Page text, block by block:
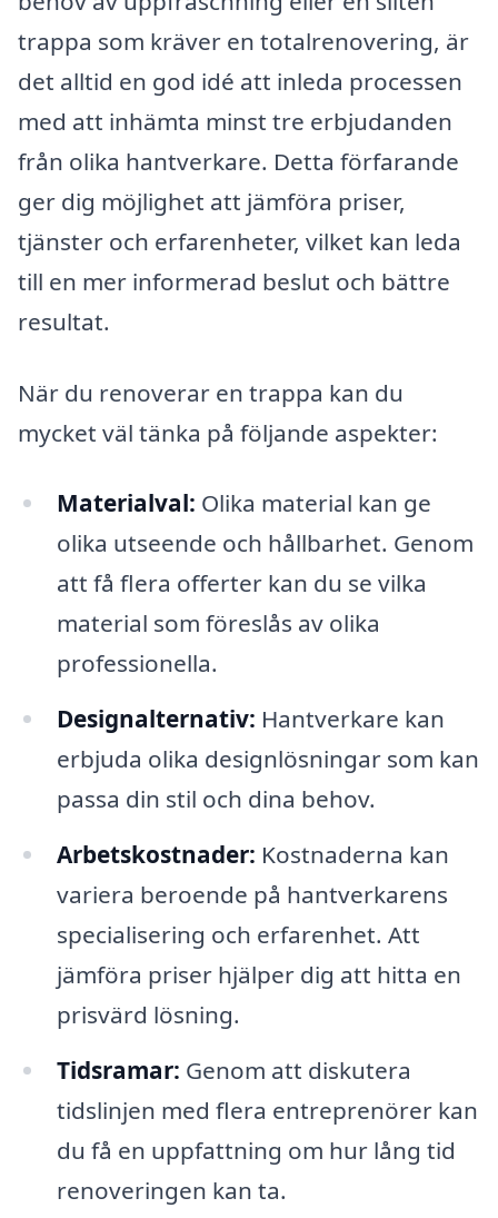
trappa som kräver en totalrenovering, är
det alltid en god idé att inleda processen
med att inhämta minst tre erbjudanden
från olika hantverkare. Detta förfarande
ger dig möjlighet att jämföra priser,
tjänster och erfarenheter, vilket kan leda
till en mer informerad beslut och bättre
resultat.
När du renoverar en trappa kan du
mycket väl tänka på följande aspekter:
Materialval: Olika material kan ge
olika utseende och hållbarhet. Genom
att få flera offerter kan du se vilka
material som föreslås av olika
professionella.
Designalternativ: Hantverkare kan
erbjuda olika designlösningar som kan
passa din stil och dina behov.
Arbetskostnader: Kostnaderna kan
variera beroende på hantverkarens
specialisering och erfarenhet. Att
jämföra priser hjälper dig att hitta en
prisvärd lösning.
Tidsramar: Genom att diskutera
tidslinjen med flera entreprenörer kan
du få en uppfattning om hur lång tid
renoveringen kan ta.